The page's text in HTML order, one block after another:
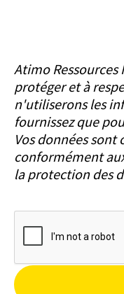
Atimo Ressources
protéger et à
n'utiliserons les
fournissez que
Vos données sont
conformément
la protection des